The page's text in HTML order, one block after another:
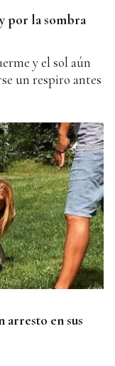
por la sombra
y el sol aún
un respiro antes
arresto en sus